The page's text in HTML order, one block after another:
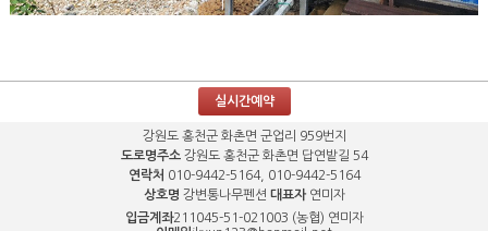
실시간예약
강원도 홍천군 화촌면 군업리 959번지
도로명주소강원도 홍천군 화촌면 답연밭길 54
연락처 010-9442-5164, 010-9442-5164
상호명 강변통나무펜션 대표자연미자
입금계좌211045-51-021003 (농협) 연미자